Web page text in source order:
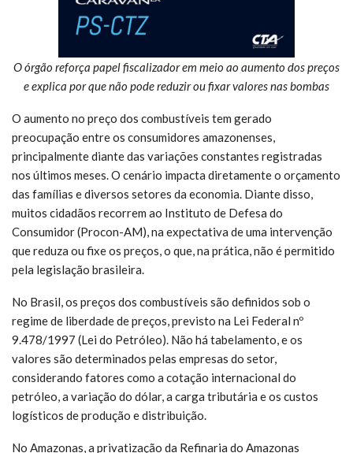
O órgão reforça papel fiscalizador em meio ao aumento dos preços
e explica por que não pode reduzir ou fixar valores nas bombas
O aumento no preço dos combustíveis tem gerado
preocupação entre os consumidores amazonenses,
principalmente diante das variações constantes registradas
nos últimos meses. O cenário impacta diretamente o orçamento
das famílias e diversos setores da economia. Diante disso,
muitos cidadãos recorrem ao Instituto de Defesa do
Consumidor (Procon-AM), na expectativa de uma intervenção
que reduza ou fixe os preços, o que, na prática, não é permitido
pela legislação brasileira.
No Brasil, os preços dos combustíveis são definidos sob o
regime de liberdade de preços, previsto na Lei Federal nº
9.478/1997 (Lei do Petróleo). Não há tabelamento, e os
valores são determinados pelas empresas do setor,
considerando fatores como a cotação internacional do
petróleo, a variação do dólar, a carga tributária e os custos
logísticos de produção e distribuição.
No Amazonas, a privatização da Refinaria do Amazonas